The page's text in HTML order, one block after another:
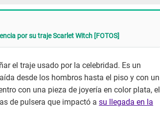
por su traje Scarlet Witch [FOTOS]
el traje usado por la celebridad. Es un
desde los hombros hasta el piso y con un
con una pieza de joyería en color plata, el
de pulsera que impactó a su llegada en la